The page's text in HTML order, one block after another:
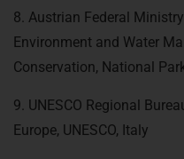
8. Austrian Federal
Environment and Water
Conservation, National
9. UNESCO Regional
Europe, UNESCO, Italy